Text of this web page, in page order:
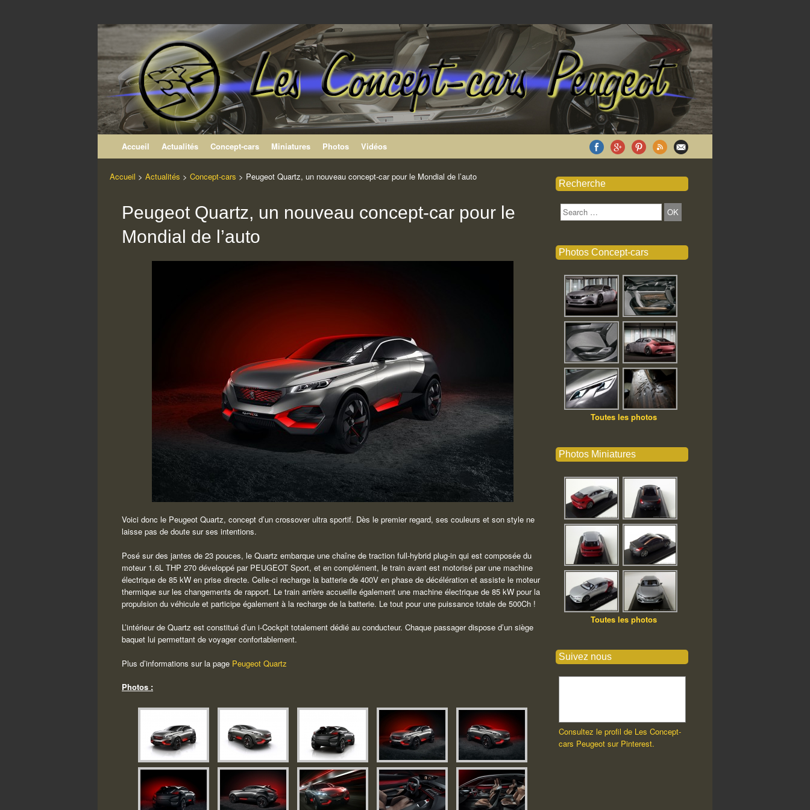
Les Concept-cars Peugeot
Le site non officiel des Concept-cars du Lion
Aller au contenu
Accueil Actualités Concept-cars Miniatures Photos Vidéos
Accueil > Actualités > Concept-cars > Peugeot Quartz, un nouveau concept-car pour le Mondial de l’auto
Peugeot Quartz, un nouveau concept-car pour le
Mondial de l’auto
Voici donc le Peugeot Quartz, concept d’un crossover ultra sportif. Dès le premier regard, ses couleurs et son style ne
laisse pas de doute sur ses intentions.
Posé sur des jantes de 23 pouces, le Quartz embarque une chaîne de traction full-hybrid plug-in qui est composée du
moteur 1.6L THP 270 développé par PEUGEOT Sport, et en complément, le train avant est motorisé par une machine
électrique de 85 kW en prise directe. Celle-ci recharge la batterie de 400V en phase de décélération et assiste le moteur
thermique sur les changements de rapport. Le train arrière accueille également une machine électrique de 85 kW pour la
propulsion du véhicule et participe également à la recharge de la batterie. Le tout pour une puissance totale de 500Ch !
L’intérieur de Quartz est constitué d’un i-Cockpit totalement dédié au conducteur. Chaque passager dispose d’un siège
baquet lui permettant de voyager confortablement.
Plus d’informations sur la page Peugeot Quartz
Photos :
Recherche
Search
Photos Concept-cars
Toutes les photos
Photos Miniatures
Toutes les photos
Suivez nous
Consultez le profil de Les Concept-
cars Peugeot sur Pinterest.